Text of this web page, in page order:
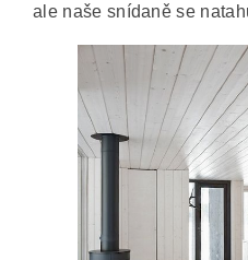
ale naše snídaně se